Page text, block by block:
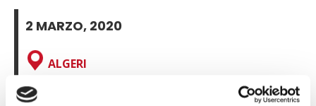
2 MARZO, 2020
ALGERI